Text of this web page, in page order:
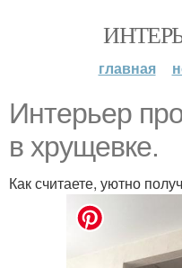
главная
Интерьер
в хрущевке.
Как считаете, уютно